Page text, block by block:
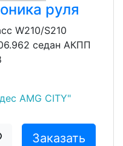
руля
W210/S210
седан АКПП
AMG CITY"
Заказать